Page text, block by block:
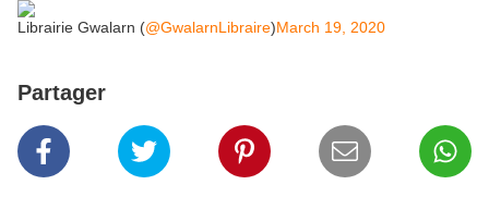
Librairie Gwalarn (@GwalarnLibraire)March 19, 2020
Partager